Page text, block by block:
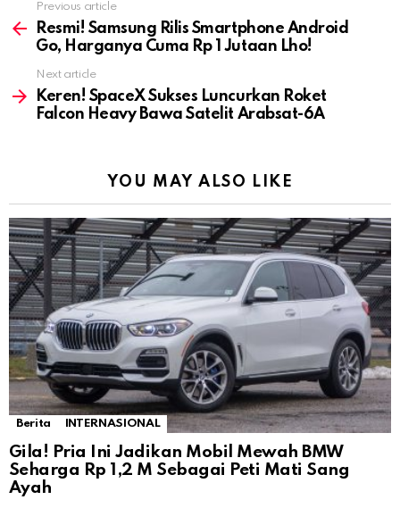
more
Previous article
Resmi! Samsung Rilis Smartphone Android
Go, Harganya Cuma Rp 1 Jutaan Lho!
Next article
Keren! SpaceX Sukses Luncurkan Roket
Falcon Heavy Bawa Satelit Arabsat-6A
YOU MAY ALSO LIKE
Berita INTERNASIONAL
Gila! Pria Ini Jadikan Mobil Mewah BMW
Seharga Rp 1,2 M Sebagai Peti Mati Sang
Ayah